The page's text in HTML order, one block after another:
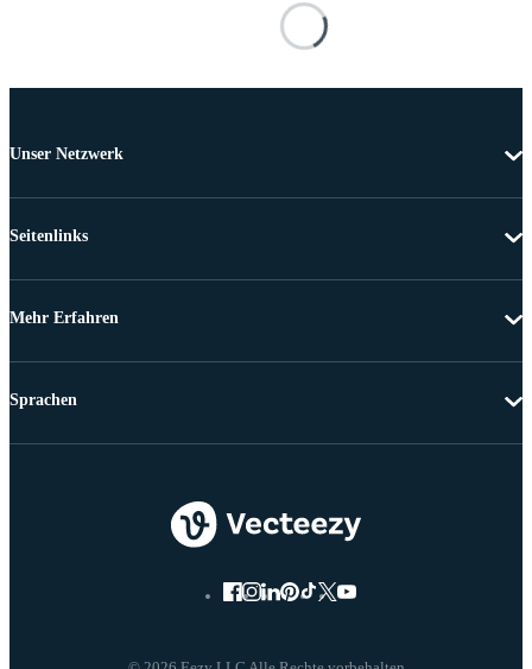
Unser Netzwerk
Seitenlinks
Mehr Erfahren
Sprachen